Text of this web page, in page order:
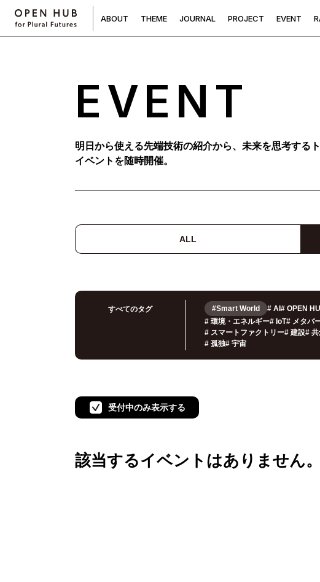
ABOUT THEME JOURNAL PROJECT EVENT R
EVENT
明日から使える先端技術の紹介から、未来を思考する
イベントを随時開催。
ALL
すべてのタグ #Smart World # AI # OPEN
# 環境・エネルギー# IoT# メタバ
# スマートファクトリー# 建設# 共
# 孤独# 宇宙
受付中のみ表示する
該当するイベントはありません。